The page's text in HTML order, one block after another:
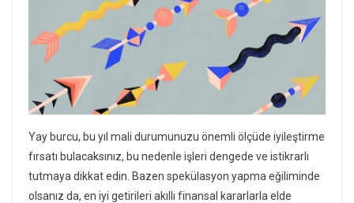
Yay burcu, bu yıl mali durumunuzu önemli ölçüde iyileştirme
fırsatı bulacaksınız, bu nedenle işleri dengede ve istikrarlı
tutmaya dikkat edin. Bazen spekülasyon yapma eğiliminde
olsanız da, en iyi getirileri akıllı finansal kararlarla elde